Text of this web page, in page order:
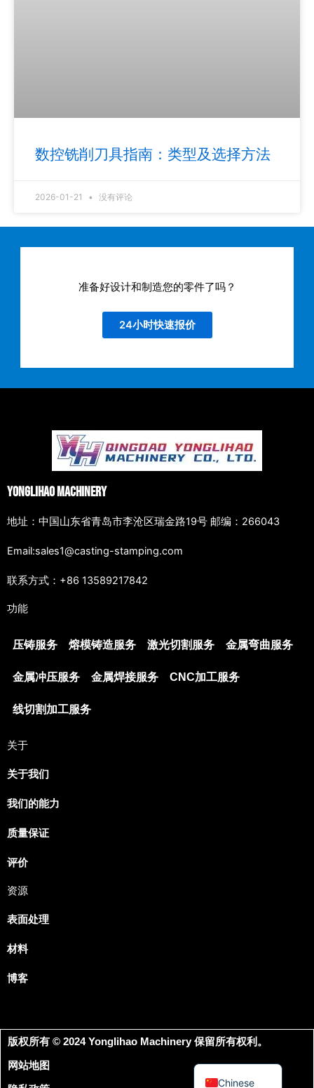
数控铣削刀具指南：类型及选择方法
2026-01-21 没有评论
准备好设计和制造您的零件了吗？
24小时快速报价
Yonglihao Machinery
地址：中国山东省青岛市李沧区瑞金路19号 邮编：266043
Email:sales1@casting-stamping.com
联系方式：+86 13589217842
功能
压铸服务 熔模铸造服务 激光切割服务 金属弯曲服务
金属冲压服务 金属焊接服务 CNC加工服务
线切割加工服务
关于
关于我们
我们的能力
质量保证
评价
资源
表面处理
材料
博客
版权所有 © 2024 Yonglihao Machinery 保留所有权利。
网站地图
Chinese
Arabic